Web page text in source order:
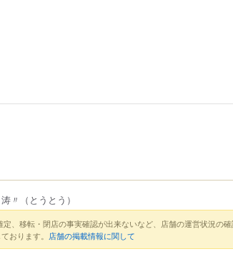
〃 （とうとう）
定、移転・閉店の事実確認が出来ないなど、店舗の運営状況の
おります。 店舗の掲載情報に関して